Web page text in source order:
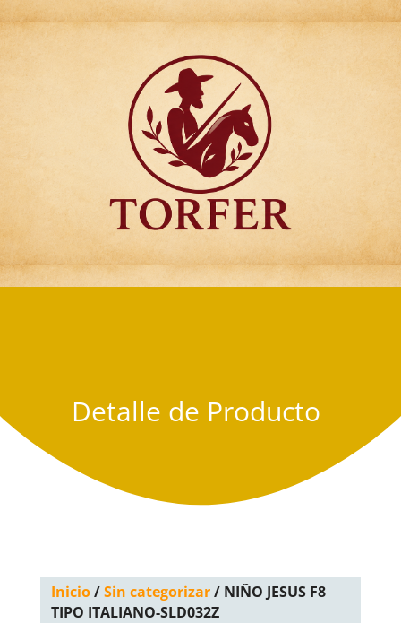
Articulos para
Regalo Torfer.
Detalle de Producto
Inicio/Sin categorizar/ NIÑO JESUS F8
TIPO ITALIANO-SLD032Z